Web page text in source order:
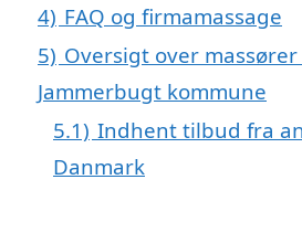
4) FAQ og firmamassage
5) Oversigt over
Jammerbugt kommune
5.1) Indhent tilbud fra
Danmark